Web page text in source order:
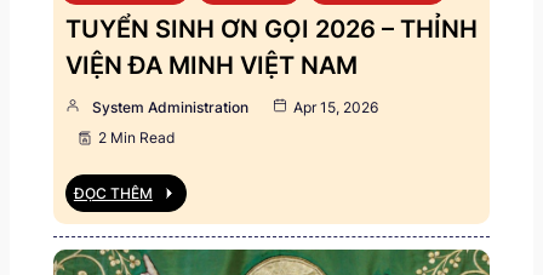
TUYỂN SINH ƠN GỌI 2026 – THỈNH
VIỆN ĐA MINH VIỆT NAM
System Administration
Apr 15, 2026
2 Min Read
ĐỌC THÊM